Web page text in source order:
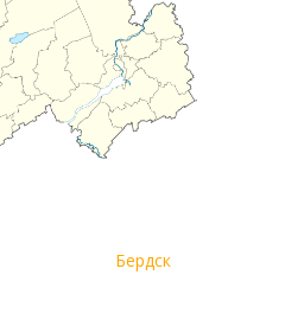
Бердск